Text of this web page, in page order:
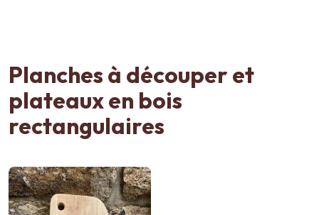
Planches à découper et
plateaux en bois
rectangulaires